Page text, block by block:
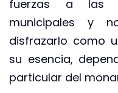
fuerzas a las
municipales y
disfrazarlo como
su esencia,
particular del